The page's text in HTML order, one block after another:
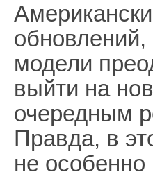
обновлений,
модели
выйти на
очередным
Правда, в
не особенно